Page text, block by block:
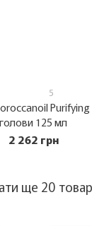
5
Purifying
голови 125 мл
2 262 грн
ще 20